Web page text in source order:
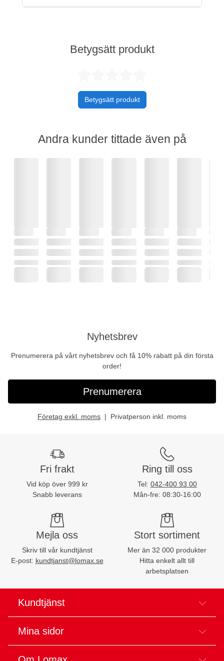
Betygsätt produkt
Betygsätt produkt
Andra kunder tittade även på
Nyhetsbrev
Prenumerera på vårt nyhetsbrev och få 10% rabatt på din första
order!
Prenumerera
Företag exkl. moms Privatperson inkl. moms
Fri frakt
Vid köp över 999 kr
Snabb leverans
Ring till oss
Tel: 042-400 93 00
Mån-fre: 08:30-16:00
Mejla oss
Skriv till vår kundtjänst
E-post: kundtjanst@lomax.se
Stort sortiment
Mer än 32 000 produkter
Hitta enkelt allt till
arbetsplatsen
Kundtjänst
Mina sidor